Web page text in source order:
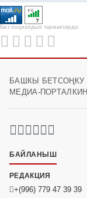
Биз социалдык тармактарда:
БАШКЫ БЕТСОҢКУ
МЕДИА-ПОРТАЛ
БАЙЛАНЫШ
РЕДАКЦИЯ
+(996) 779 47 39 39